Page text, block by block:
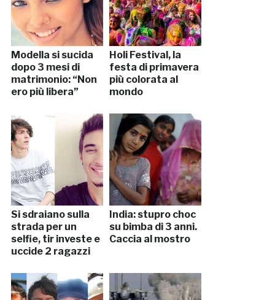
Modella si sucida
dopo 3 mesi di
matrimonio: “Non
ero più libera”
Holi Festival, la
festa di primavera
più colorata al
mondo
Si sdraiano sulla
strada per un
selfie, tir investe e
uccide 2 ragazzi
India: stupro choc
su bimba di 3 anni.
Caccia al mostro